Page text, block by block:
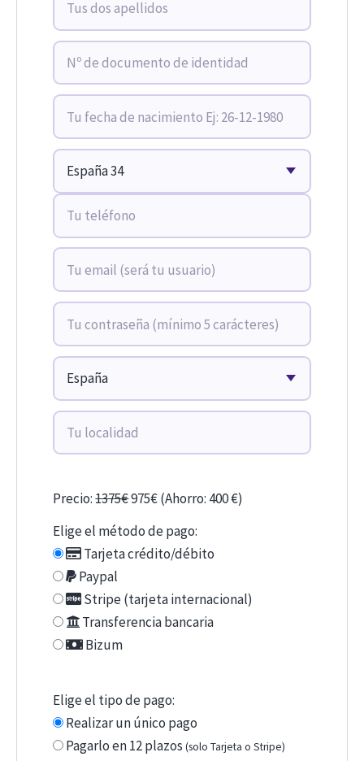
Precio:1375€975€ (Ahorro: 400 €)
Elige el método de pago:
Tarjeta crédito/débito
Paypal
Stripe (tarjeta internacional)
Transferencia bancaria
Bizum
Elige el tipo de pago:
Realizar un único pago
Pagarlo en 12 plazos(solo Tarjeta o Stripe)